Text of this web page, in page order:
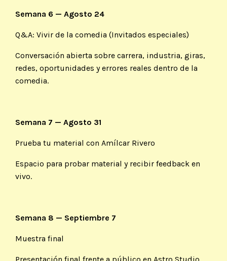
Semana 6 — Agosto 24
Q&A: Vivir de la comedia (Invitados especiales)
Conversación abierta sobre carrera, industria, giras,
redes, oportunidades y errores reales dentro de la
comedia.
Semana 7 — Agosto 31
Prueba tu material con Amílcar Rivero
Espacio para probar material y recibir feedback en
vivo.
Semana 8 — Septiembre 7
Muestra final